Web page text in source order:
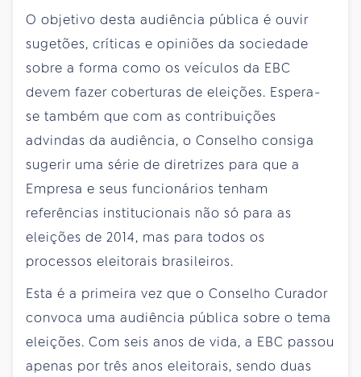
O objetivo desta audiência pública é ouvir
sugetões, críticas e opiniões da sociedade
sobre a forma como os veículos da EBC
devem fazer coberturas de eleições. Espera-
se também que com as contribuições
advindas da audiência, o Conselho consiga
sugerir uma série de diretrizes para que a
Empresa e seus funcionários tenham
referências institucionais não só para as
eleições de 2014, mas para todos os
processos eleitorais brasileiros.
Esta é a primeira vez que o Conselho Curador
convoca uma audiência pública sobre o tema
eleições. Com seis anos de vida, a EBC passou
apenas por três anos eleitorais, sendo duas